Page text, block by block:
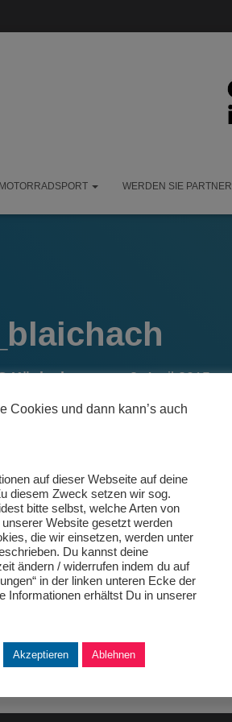
MOTORRADSPORT WERDEN SIE PARTNER
Königsbrunnam3. April 2015
Cookies und dann kann’s auch
auf dieser Webseite auf deine
diesem Zweck setzen wir sog.
bitte selbst, welche Arten von
Website gesetzt werden
die wir einsetzen, werden unter
Du kannst deine
ändern / widerrufen indem du auf
in der linken unteren Ecke der
Informationen erhältst Du in unserer
Akzeptieren Ablehnen